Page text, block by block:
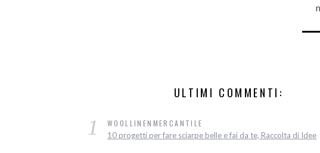
ULTIMI COMMENTI:
1 WOOLLINENMERCANTILE
10 progetti per fare sciarpe belle e fai da te, Raccolta di Idee